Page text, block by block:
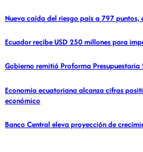
Nueva caída del riesgo país a 797 puntos,
Ecuador recibe USD 250 millones para
Gobierno remitió Proforma
Economía ecuatoriana alcanza cifras
económico
Banco Central eleva proyección de